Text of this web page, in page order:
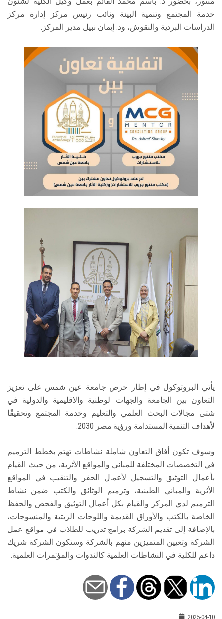
خدمة المجتمع وتنمية البيئة ونائب رئيس مركز إدارة مركز
الدراسات البردية والنقوش، ود. إيمان نبيل مدير المركز.
يأتي البروتوكول في إطار حرص جامعة عين شمس على تعزيز
التعاون بين الجامعة والجهات الوطنية والاقليمية والدولية في
شتى مجالات البحث العلمي والتعليم وخدمة المجتمع وتحقيقًا
لأهداف التنمية المستدامة ورؤية مصر 2030.
وسوف تكون أفاق التعاون شاملة نشاطات تهتم بخطط الترميم
في التخصصات المختلفة للمباني والمواقع الأثرية، من حيث القيام
بأعمال التوثيق والتسجيل لأعمال الحفر والتنقيب في المواقع
الأثرية والمباني الطينية، وترميم الوثائق والكتب ضمن نشاط
الترميم لدي المركز والقيام بكل أعمال التوثيق والفحص والحفظ
الخاصة بالكتب والأوراق القديمة واللوحات الزيتية والمنسوجات،
بالإضافة إلى تقديم الشركة برامج تدريب للطلاب في مواقع عمل
الشركة وتعيين المتميزين منهم بالشركة وستكون الشركة شريك
داعم للكلية في النشاطات العلمية كالندوات والمؤتمرات العلمية.
2025-04-10